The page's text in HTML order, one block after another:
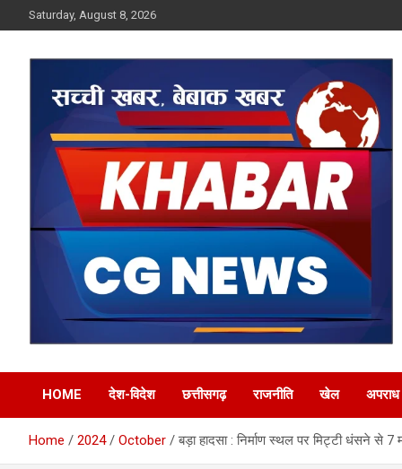
to
Saturday, August 8, 2026
Khabar CG News
HOME देश-विदेश छत्तीसगढ़ राजनीति खेल अपराध
Home 2024 October बड़ा हादसा : निर्माण स्थल पर मिट्टी धंसने